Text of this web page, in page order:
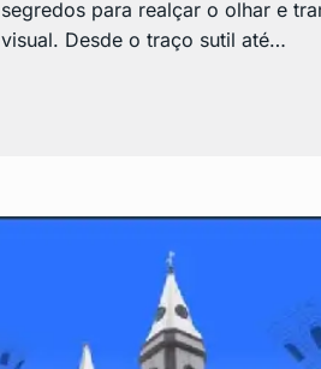
segredos para realçar o olhar e
visual. Desde o traço sutil até…